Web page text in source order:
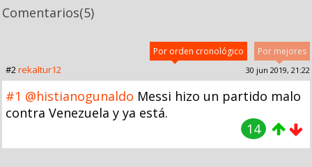
Comentarios(5)
Por mejores
Por orden cronológico
#2rekaltur12 30 jun 2019, 21:22
#1 @histianogunaldo Messi hizo un partido malo
contra Venezuela y ya está.
14